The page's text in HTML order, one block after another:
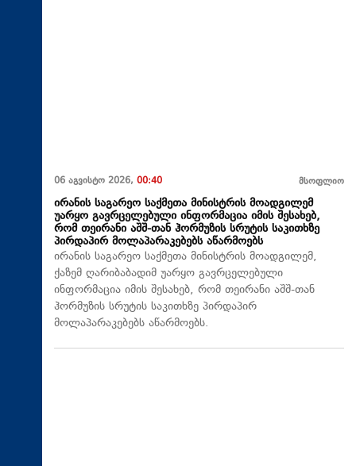
06 აგვისტო 2026, 00:40 მსოფლიო
ირანის საგარეო საქმეთა მინისტრის მოადგილემ
უარყო გავრცელებული ინფორმაცია იმის შესახებ,
რომ თეირანი აშშ-თან ჰორმუზის სრუტის საკითხზე
პირდაპირ მოლაპარაკებებს აწარმოებს
ირანის საგარეო საქმეთა მინისტრის მოადგილემ,
ქაზემ ღარიბაბადიმ უარყო გავრცელებული
ინფორმაცია იმის შესახებ, რომ თეირანი აშშ-თან
ჰორმუზის სრუტის საკითხზე პირდაპირ
მოლაპარაკებებს აწარმოებს.